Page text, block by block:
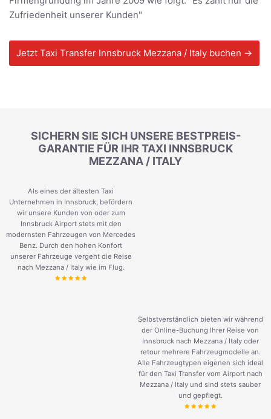
Zufriedenheit unserer Kunden"
Jetzt Taxi Transfer Innsbruck Mezzana / Italy buchen →
SICHERN SIE SICH UNSERE BESTPREIS-
GARANTIE FÜR IHR TAXI INNSBRUCK
MEZZANA / ITALY
Als eines der ältesten Taxi
Unternehmen in Innsbruck, befördern
wir unsere Kunden von oder zum
Innsbruck Airport stets mit den
modernsten Fahrzeugen von Mercedes
Benz. Durch den hohen Konfort
unserer Fahrzeuge vergeht die Reise
nach Mezzana / Italy wie im Flug.
Selbstverständlich bieten wir während
der Online-Buchung Ihrer Reise von
Innsbruck nach Mezzana / Italy oder
retour mehrere Fahrzeugmodelle an.
Alle Fahrzeugtypen eigenen sich ideal
für den Taxi Transfer vom Airport nach
Mezzana / Italy und sind stets sauber
und gepflegt.